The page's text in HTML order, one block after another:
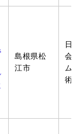
島根県松
江市
日
会
ム
術